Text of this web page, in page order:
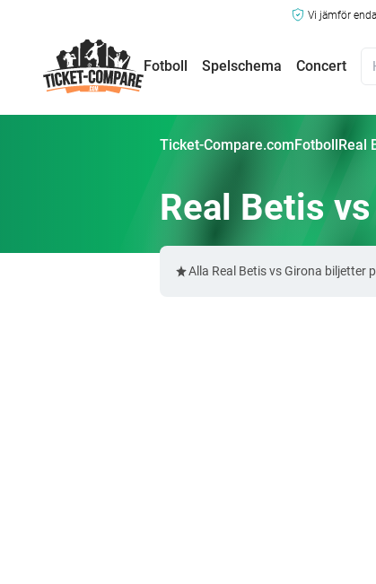
Vi jämför
Fotboll Spelschema Concert
Ticket-Compare.comFotbollReal
Real Betis
Alla Real Betis vs Girona biljetter